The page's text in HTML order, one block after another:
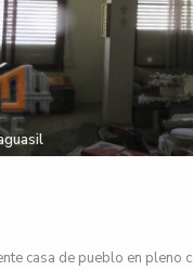
casa de pueblo en pleno